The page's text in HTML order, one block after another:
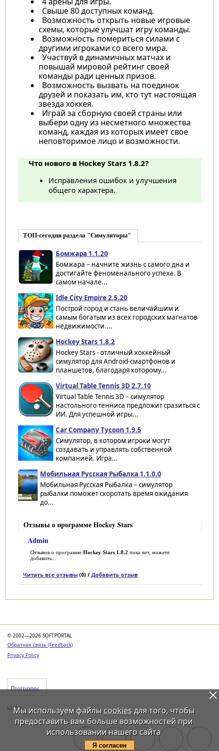
Свыше 80 доступных команд.
Возможность открыть новые игровые
схемы, которые улучшат игру команды.
Возможность помериться силами с
другими игроками со всего мира.
Участвуй в динамичных матчах и
повышай мировой рейтинг своей
команды ради ценных призов.
Возможность вызвать на поединок
друзей и показать им, кто тут настоящая
звезда хоккея.
Играй за сборную своей страны или
выбери одну из несметного множества
команд, каждая из которых имеет свое
неповторимое лицо и возможности.
Что нового в Hockey Stars 1.8.2?
Исправления ошибок и улучшения
общего характера.
ТОП-сегодня раздела "Симуляторы"
Бомжара 1.1.20
Бомжара – начните жизнь с самого дна и
достигайте феноменального успеха. В
самом начале...
Idle City Empire 2.5.20
Построй город и стань величайшим и
самым богатым из всех городских магнатов
недвижимости....
Hockey Stars 1.8.2
Hockey Stars - отличный хоккейный
симулятор для Android-смартфонов и
планшетов, благодаря которому...
Virtual Table Tennis 3D 2.7.10
Virtual Table Tennis 3D – симулятор
настольного тенниса предложит сразиться с
ИИ. Для успешной игры...
Car Company Tycoon 1.9.5
Симулятор, в котором игроки могут
создавать и управлять собственной
компанией. Игра...
Мобильная Русская Рыбалка 1.1.0.0
Мобильная Русская Рыбалка – симулятор
рыбалки поможет скоротать время ожидания
до...
Отзывы о программе Hockey Stars
Admin
Отзывов о программе Hockey Stars 1.8.2 пока нет, можете
добавить...
Читать все отзывы(0) / Добавить отзыв
© 2002—2026 SOFTPORTAL
Обратная связь (Feedback)
Privacy Policy
Программы
Статьи
Мы используем файлы cookiesдля того, чтобы
предоставить вам больше возможностей при
использовании нашего сайта